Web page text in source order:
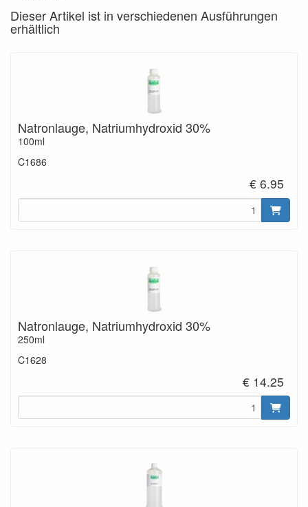
Dieser Artikel ist in verschiedenen Ausführungen
erhältlich
Natronlauge, Natriumhydroxid 30%
100ml
C1686
€ 6.95
Natronlauge, Natriumhydroxid 30%
250ml
C1628
€ 14.25